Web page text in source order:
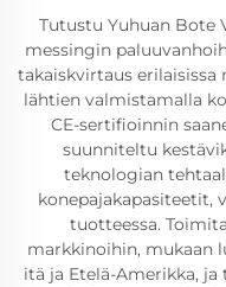
Tutustu Yuhuan Bote
messingin
takaiskvirtaus erilaisissa
lähtien valmistamalla
CE-sertifioinnin
suunniteltu
teknologian
konepajakapasiteetit,
tuotteessa.
markkinoihin, mukaan
itä ja Etelä-Amerikka,